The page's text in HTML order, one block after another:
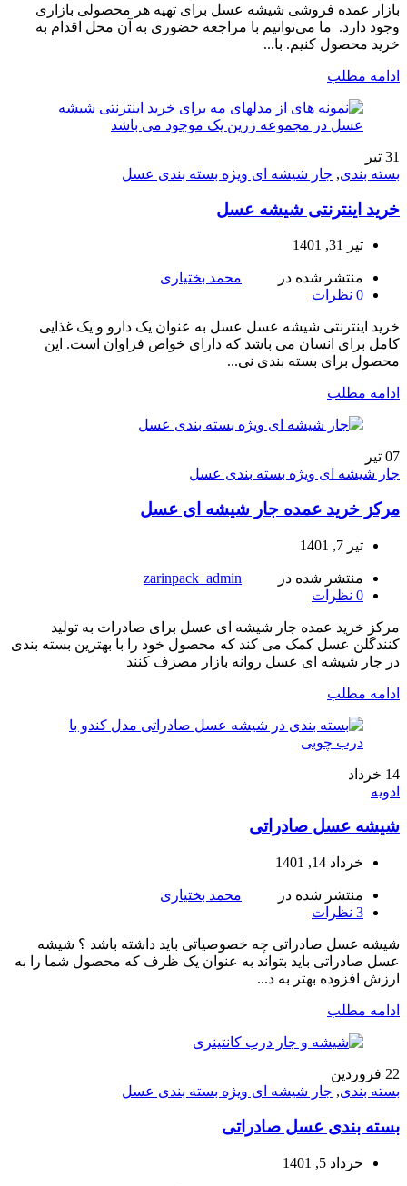
بازار عمده فروشی شیشه عسل برای تهیه هر محصولی بازاری
وجود دارد. ما می‌توانیم با مراجعه حضوری به آن محل اقدام به
خرید محصول کنیم. با...
ادامه مطلب
31 تیر
بسته بندی, جار شیشه ای ویژه بسته بندی عسل
خرید اینترنتی شیشه عسل
تیر 31, 1401
منتشر شده در
محمد بختیاری
0 نظرات
خرید اینترنتی شیشه عسل عسل به عنوان یک دارو و یک غذایی
کامل برای انسان می باشد که دارای خواص فراوان است. این
محصول برای بسته بندی نی...
ادامه مطلب
07 تیر
جار شیشه ای ویژه بسته بندی عسل
مرکز خرید عمده جار شیشه ای عسل
تیر 7, 1401
منتشر شده در
zarinpack_admin
0 نظرات
مرکز خرید عمده جار شیشه ای عسل برای صادرات به تولید
کنندگلن عسل کمک می کند که محصول خود را با بهترین بسته بندی
در جار شیشه ای عسل روانه بازار مصزف کنند
ادامه مطلب
14 خرداد
ادویه
شیشه عسل صادراتی
خرداد 14, 1401
منتشر شده در
محمد بختیاری
3 نظرات
شیشه عسل صادراتی چه خصوصیاتی باید داشته باشد ؟ شیشه
عسل صادراتی باید بتواند به عنوان یک ظرف که محصول شما را به
ارزش افزوده بهتر به د...
ادامه مطلب
22 فروردین
بسته بندی, جار شیشه ای ویژه بسته بندی عسل
بسته بندی عسل صادراتی
خرداد 5, 1401